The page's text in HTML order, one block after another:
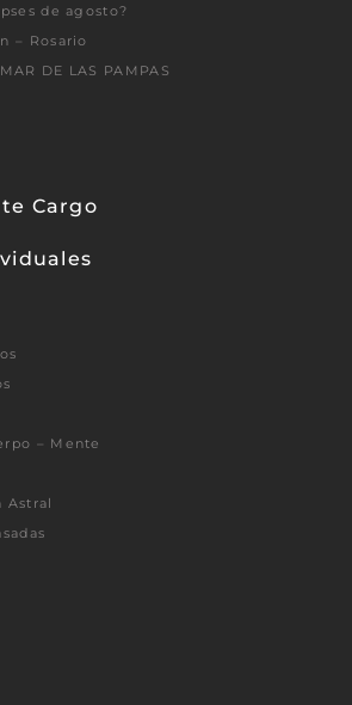
de agosto?
– Rosario
DE LAS PAMPAS
Cargo
– Mente
Astral